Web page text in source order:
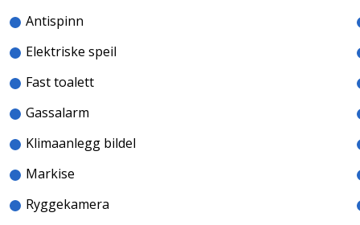
Antispinn
Elektriske speil
Fast toalett
Gassalarm
Klimaanlegg bildel
Markise
Ryggekamera